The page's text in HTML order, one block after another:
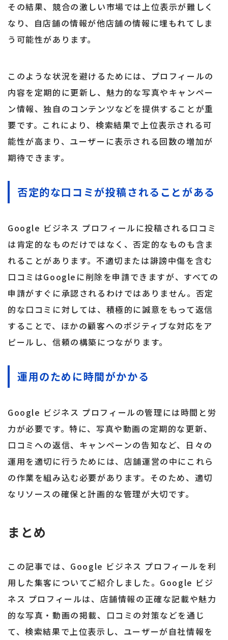
その結果、競合の激しい市場では上位表示が難しく
なり、自店舗の情報が他店舗の情報に埋もれてしま
う可能性があります。
このような状況を避けるためには、プロフィールの
内容を定期的に更新し、魅力的な写真やキャンペー
ン情報、独自のコンテンツなどを提供することが重
要です。これにより、検索結果で上位表示される可
能性が高まり、ユーザーに表示される回数の増加が
期待できます。
否定的な口コミが投稿されることがある
Google ビジネス プロフィールに投稿される口コミ
は肯定的なものだけではなく、否定的なものも含ま
れることがあります。不適切または誹謗中傷を含む
口コミはGoogleに削除を申請できますが、すべての
申請がすぐに承認されるわけではありません。否定
的な口コミに対しては、積極的に誠意をもって返信
することで、ほかの顧客へのポジティブな対応をア
ピールし、信頼の構築につながります。
運用のために時間がかかる
Google ビジネス プロフィールの管理には時間と労
力が必要です。特に、写真や動画の定期的な更新、
口コミへの返信、キャンペーンの告知など、日々の
運用を適切に行うためには、店舗運営の中にこれら
の作業を組み込む必要があります。そのため、適切
なリソースの確保と計画的な管理が大切です。
まとめ
この記事では、Google ビジネス プロフィールを利
用した集客についてご紹介しました。Google ビジ
ネス プロフィールは、店舗情報の正確な記載や魅力
的な写真・動画の掲載、口コミの対策などを通じ
て、検索結果で上位表示し、ユーザーが自社情報を